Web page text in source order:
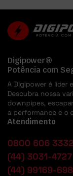
Digipower®
Potência com
A Digipower é líder
Descubra nossa
downpipes,
a performance e o
Atendimento
0800 606 3332
(44) 3031-4727
(44) 99169-